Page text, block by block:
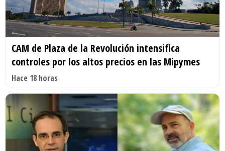
CAM de Plaza de la Revolución intensifica
controles por los altos precios en las Mipymes
Hace 18 horas